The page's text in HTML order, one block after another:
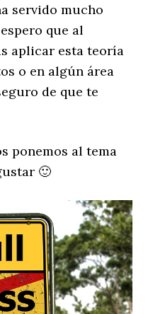
servido mucho
que al
aplicar esta teoría
o en algún área
de que te
ponemos al tema
🙂